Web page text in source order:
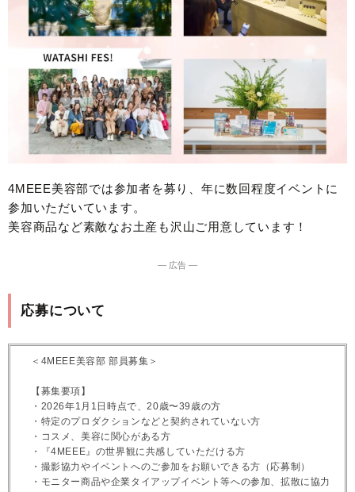
4MEEE美容部では参加者を募り、年に数回程度イベントに
参加いただいています。
美容商品など素敵なお土産も沢山ご用意しています！
― 広告 ―
応募について
＜4MEEE美容部 部員募集＞
【募集要項】
・2026年1月1日時点で、20歳〜39歳の方
・特定のプロダクションなどと契約されていない方
・コスメ、美容に関心がある方
・『4MEEE』の世界観に共感していただける方
・撮影協力やイベントへのご参加をお願いできる方（応募制）
・モニター商品や企業タイアップイベント等への参加、拡散に協力